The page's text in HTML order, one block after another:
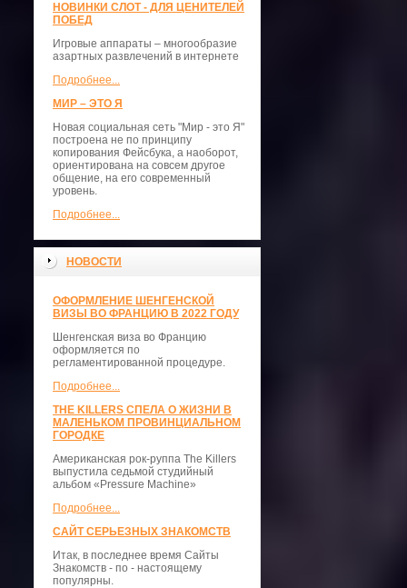
НОВИНКИ СЛОТ - ДЛЯ ЦЕНИТЕЛЕЙ
ПОБЕД
Игровые аппараты – многообразие
азартных развлечений в интернете
Подробнее...
МИР – ЭТО Я
Новая социальная сеть "Мир - это Я"
построена не по принципу
копирования Фейсбука, а наоборот,
ориентирована на совсем другое
общение, на его современный
уровень.
Подробнее...
НОВОСТИ
ОФОРМЛЕНИЕ ШЕНГЕНСКОЙ
ВИЗЫ ВО ФРАНЦИЮ В 2022 ГОДУ
Шенгенская виза во Францию
оформляется по
регламентированной процедуре.
Подробнее...
THE KILLERS СПЕЛА О ЖИЗНИ В
МАЛЕНЬКОМ ПРОВИНЦИАЛЬНОМ
ГОРОДКЕ
Американская рок-руппа The Killers
выпустила седьмой студийный
альбом «Pressure Machine»
Подробнее...
САЙТ СЕРЬЕЗНЫХ ЗНАКОМСТВ
Итак, в последнее время Сайты
Знакомств - по - настоящему
популярны.